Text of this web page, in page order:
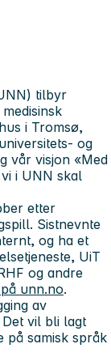
tilbyr
i Tromsø,
og
vår visjon «Med
i UNN skal
etter
Sistnevnte
og ha et
UiT
og andre
unn.no.
av
vil bli lagt
på samisk språk